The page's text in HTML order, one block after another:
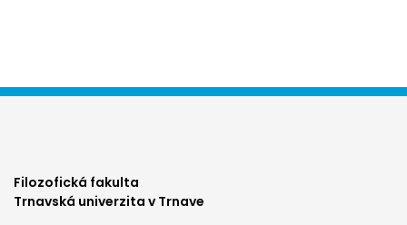
Filozofická fakulta
Trnavská univerzita v Trnave